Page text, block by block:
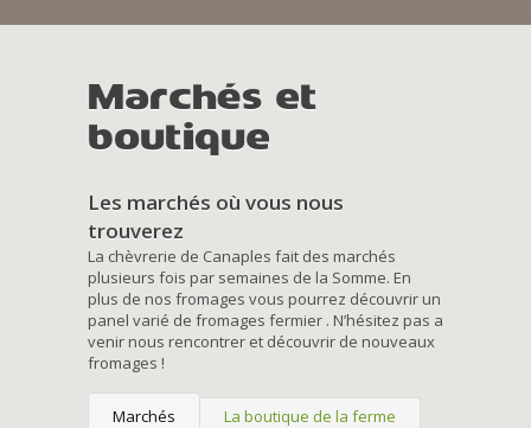
Marchés et
boutique
Les marchés où vous nous
trouverez
La chèvrerie de Canaples fait des marchés
plusieurs fois par semaines de la Somme. En
plus de nos fromages vous pourrez découvrir un
panel varié de fromages fermier . N’hésitez pas a
venir nous rencontrer et découvrir de nouveaux
fromages !
Marchés La boutique de la ferme